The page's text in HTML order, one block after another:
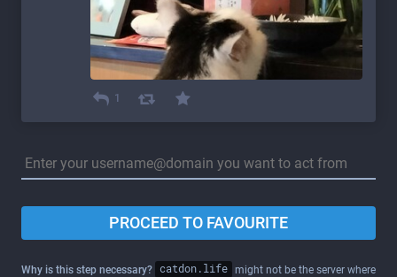
1
PROCEED TO FAVOURITE
Why is this step necessary? catdon.life might not be the server where